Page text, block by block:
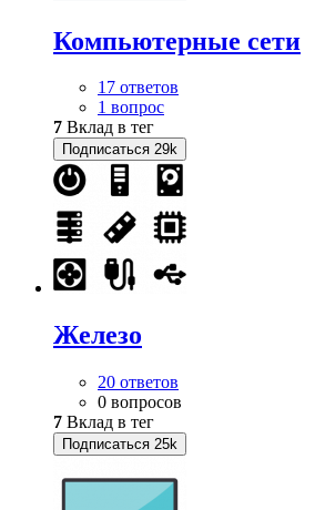
Компьютерные сети
17 ответов
1 вопрос
7 Вклад в тег
Подписаться 29k
Железо
20 ответов
0 вопросов
7 Вклад в тег
Подписаться 25k